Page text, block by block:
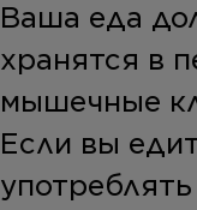
Ваша еда
хранятся в
мышечные
Если вы